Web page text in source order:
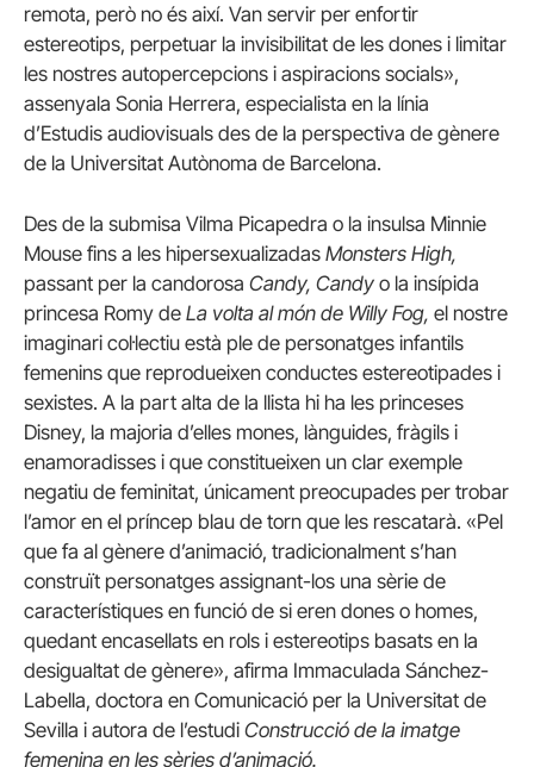
remota, però no és així. Van servir per enfortir
estereotips, perpetuar la invisibilitat de les dones i limitar
les nostres autopercepcions i aspiracions socials»,
assenyala Sonia Herrera, especialista en la línia
d’Estudis audiovisuals des de la perspectiva de gènere
de la Universitat Autònoma de Barcelona.
Des de la submisa Vilma Picapedra o la insulsa Minnie
Mouse fins a les hipersexualizadas Monsters High,
passant per la candorosa Candy, Candy o la insípida
princesa Romy de La volta al món de Willy Fog, el nostre
imaginari col·lectiu està ple de personatges infantils
femenins que reprodueixen conductes estereotipades i
sexistes. A la part alta de la llista hi ha les princeses
Disney, la majoria d’elles mones, lànguides, fràgils i
enamoradisses i que constitueixen un clar exemple
negatiu de feminitat, únicament preocupades per trobar
l’amor en el príncep blau de torn que les rescatarà. «Pel
que fa al gènere d’animació, tradicionalment s’han
construït personatges assignant-los una sèrie de
característiques en funció de si eren dones o homes,
quedant encasellats en rols i estereotips basats en la
desigualtat de gènere», afirma Immaculada Sánchez-
Labella, doctora en Comunicació per la Universitat de
Sevilla i autora de l’estudi Construcció de la imatge
femenina en les sèries d’animació.